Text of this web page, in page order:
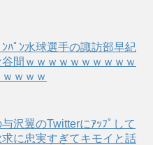
ﾝﾊﾟﾝ水球選手の諏訪部早紀
間ｗｗｗｗｗｗｗｗｗｗ
ｗｗｗ
与沢翼のTwitterにｱｯﾌﾟして
求に忠実すぎてキモイと話